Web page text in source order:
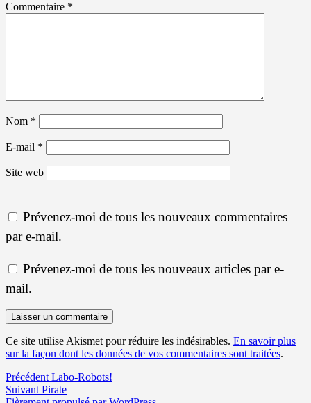
Commentaire *
Nom *
E-mail *
Site web
Prévenez-moi de tous les nouveaux commentaires
par e-mail.
Prévenez-moi de tous les nouveaux articles par e-
mail.
Ce site utilise Akismet pour réduire les indésirables. En savoir plus
sur la façon dont les données de vos commentaires sont traitées.
Navigation
de
Précédent Article
précédent :
Labo-Robots!
Suivant Article
Pirate